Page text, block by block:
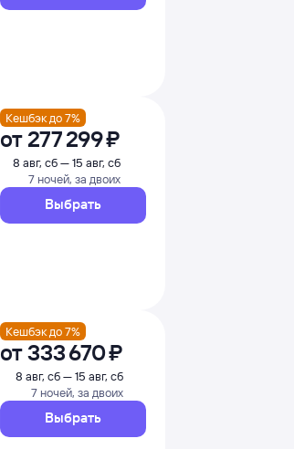
Кешбэк до 7%
от 277 ⁠299 ⁠₽
8 авг, сб — 15 авг, сб
7 ночей, за двоих
Выбрать
Кешбэк до 7%
от333 ⁠670 ⁠₽
8 авг, сб — 15 авг, сб
7 ночей, за двоих
Выбрать